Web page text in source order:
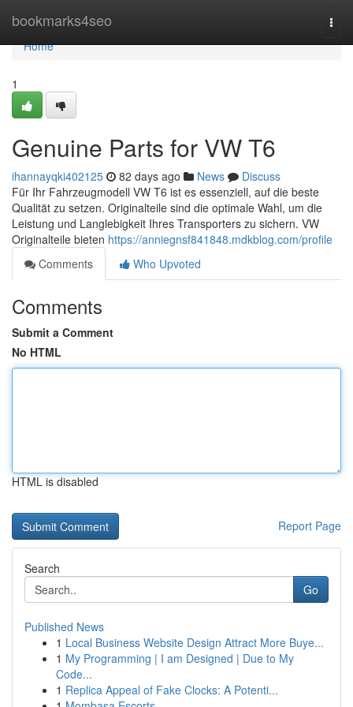
bookmarks4seo
Home
Home
1
Genuine Parts for VW T6
ihannayqki402125 82 days ago News
Discuss
Für Ihr Fahrzeugmodell VW T6 ist es essenziell, auf die beste
Qualität zu setzen. Originalteile sind die optimale Wahl, um die
Leistung und Langlebigkeit Ihres Transporters zu sichern. VW
Originalteile bieten https://anniegnsf841848.mdkblog.com/profile
Comments
Who Upvoted
Comments
Submit a Comment
No HTML
HTML is disabled
Report Page
Search
Go
Published News
1 Local Business Website Design Attract More Buye...
1 My Programming | I am Designed | Due to My
Code...
1 Replica Appeal of Fake Clocks: A Potenti...